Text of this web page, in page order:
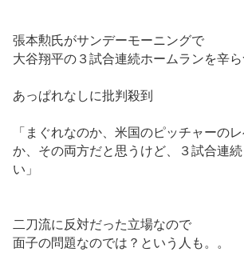
張本勲氏がサンデーモーニングで
大谷翔平の３試合連続ホームランを辛ら
あっぱれなしに批判殺到
「まぐれなのか、米国のピッチャーの
か、その両方だと思うけど、３試合連
い」
二刀流に反対だった立場なので
面子の問題なのでは？という人も。。